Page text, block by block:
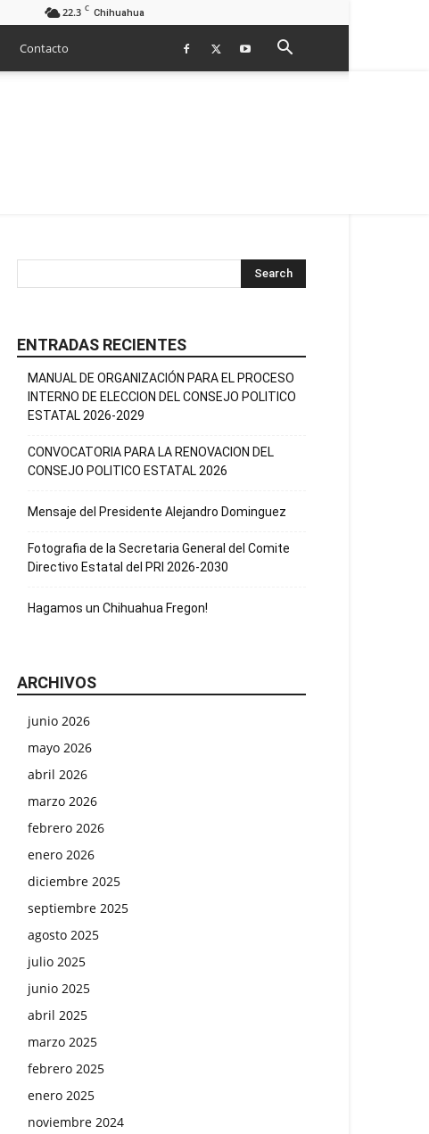
22.3 C Chihuahua
Contacto
ENTRADAS RECIENTES
MANUAL DE ORGANIZACIÓN PARA EL PROCESO
INTERNO DE ELECCION DEL CONSEJO POLITICO
ESTATAL 2026-2029
CONVOCATORIA PARA LA RENOVACION DEL
CONSEJO POLITICO ESTATAL 2026
Mensaje del Presidente Alejandro Dominguez
Fotografia de la Secretaria General del Comite
Directivo Estatal del PRI 2026-2030
Hagamos un Chihuahua Fregon!
ARCHIVOS
junio 2026
mayo 2026
abril 2026
marzo 2026
febrero 2026
enero 2026
diciembre 2025
septiembre 2025
agosto 2025
julio 2025
junio 2025
abril 2025
marzo 2025
febrero 2025
enero 2025
noviembre 2024